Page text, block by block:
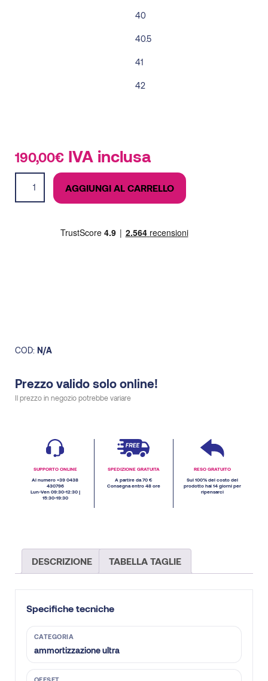
40
40.5
41
42
190,00€ IVA inclusa
AGGIUNGI AL CARRELLO
COD: N/A
Prezzo valido solo online!
Il prezzo in negozio potrebbe variare
SUPPORTO ONLINE
Al numero +39 0438
430796
Lun-Ven 09:30-12:30 |
15:30-19:30
SPEDIZIONE GRATUITA
A partire da 70 €
Consegna entro 48 ore
RESO GRATUITO
Sul 100% del costo del
prodotto hai 14 giorni per
ripensarci
DESCRIZIONE TABELLA TAGLIE
Specifiche tecniche
CATEGORIA
ammortizzazione ultra